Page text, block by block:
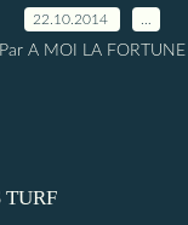
22.10.2014
Par A MOI LA FORTUNE